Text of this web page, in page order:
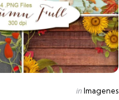
Posted
inImagenes